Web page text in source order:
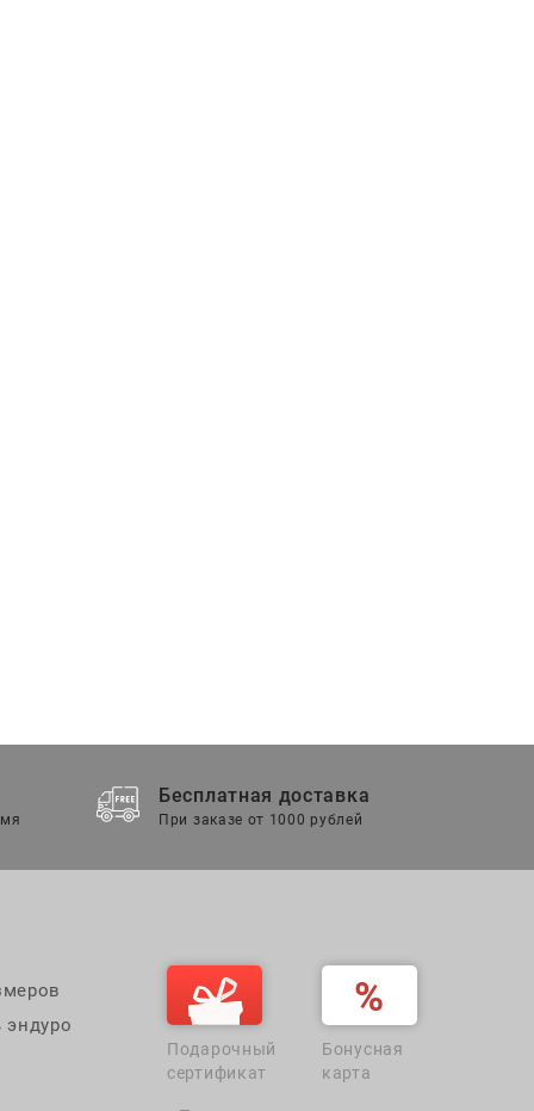
Бесплатная доставка
При заказе от 1000 рублей
эндуро
Подарочный
сертификат
Бонусная
карта